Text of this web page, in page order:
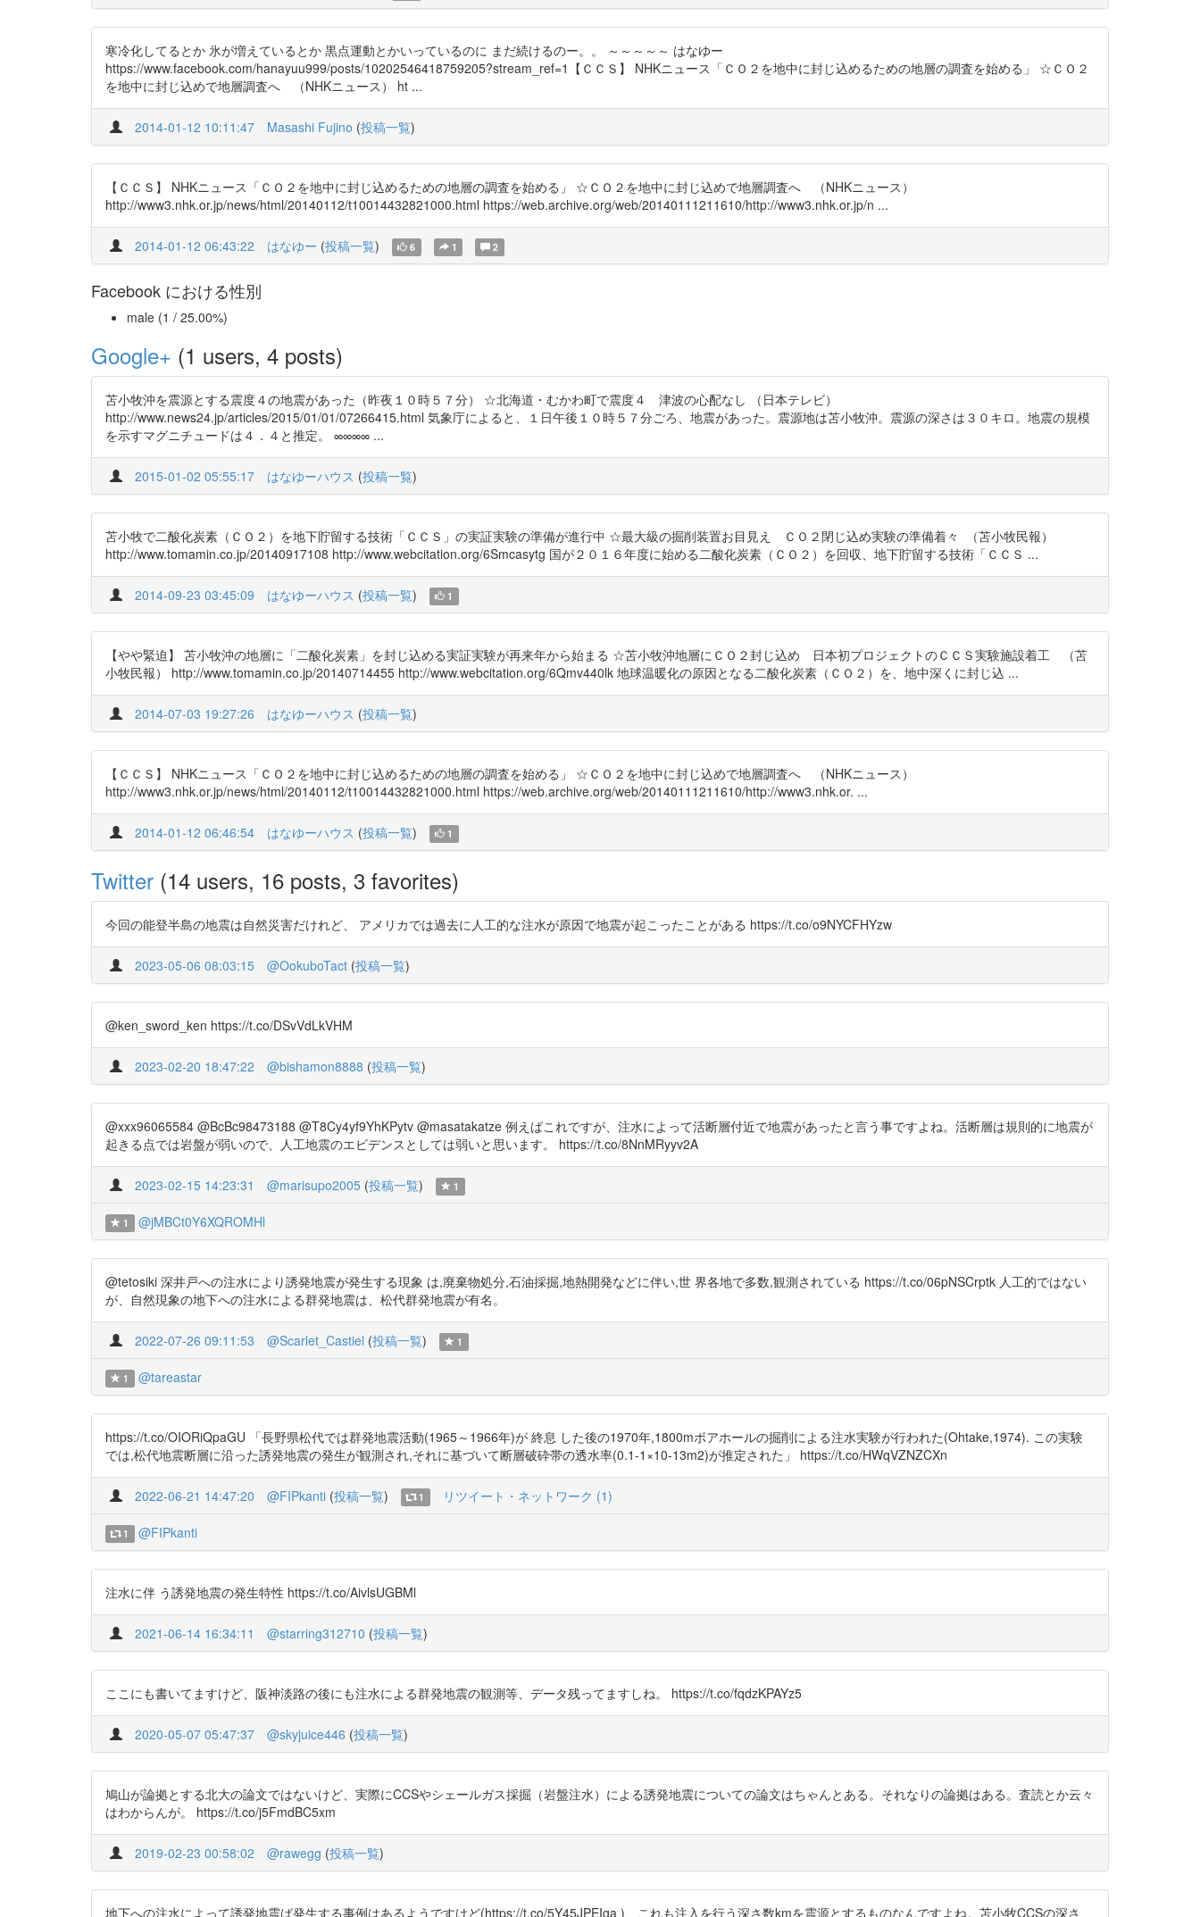
寒冷化してるとか 氷が増えているとか 黒点運動とかいっているのに まだ続けるのー。。 ～～～～～ はなゆー
https://www.facebook.com/hanayuu999/posts/10202546418759205?stream_ref=1【ＣＣＳ】 NHKニュース「ＣＯ２を地中に封じ込めるための地層の調査を始める」 ☆ＣＯ２
を地中に封じ込めで地層調査へ （NHKニュース） ht ...
2014-01-12 10:11:47 Masashi Fujino (投稿一覧)
【ＣＣＳ】 NHKニュース「ＣＯ２を地中に封じ込めるための地層の調査を始める」 ☆ＣＯ２を地中に封じ込めで地層調査へ （NHKニュース）
http://www3.nhk.or.jp/news/html/20140112/t10014432821000.html https://web.archive.org/web/20140111211610/http://www3.nhk.or.jp/n ...
2014-01-12 06:43:22 はなゆー (投稿一覧) 6 1 2
Facebook における性別
male (1 / 25.00%)
Google+ (1 users, 4 posts)
苫小牧沖を震源とする震度４の地震があった（昨夜１０時５７分） ☆北海道・むかわ町で震度４ 津波の心配なし （日本テレビ）
http://www.news24.jp/articles/2015/01/01/07266415.html 気象庁によると、１日午後１０時５７分ごろ、地震があった。震源地は苫小牧沖。震源の深さは３０キロ。地震の規模
を示すマグニチュードは４．４と推定。 ∞∞∞∞ ...
2015-01-02 05:55:17 はなゆーハウス (投稿一覧)
苫小牧で二酸化炭素（ＣＯ２）を地下貯留する技術「ＣＣＳ」の実証実験の準備が進行中 ☆最大級の掘削装置お目見え ＣＯ２閉じ込め実験の準備着々 （苫小牧民報）
http://www.tomamin.co.jp/20140917108 http://www.webcitation.org/6Smcasytg 国が２０１６年度に始める二酸化炭素（ＣＯ２）を回収、地下貯留する技術「ＣＣＳ ...
2014-09-23 03:45:09 はなゆーハウス (投稿一覧) 1
【やや緊迫】 苫小牧沖の地層に「二酸化炭素」を封じ込める実証実験が再来年から始まる ☆苫小牧沖地層にＣＯ２封じ込め 日本初プロジェクトのＣＣＳ実験施設着工 （苫
小牧民報） http://www.tomamin.co.jp/20140714455 http://www.webcitation.org/6Qmv440lk 地球温暖化の原因となる二酸化炭素（ＣＯ２）を、地中深くに封じ込 ...
2014-07-03 19:27:26 はなゆーハウス (投稿一覧)
【ＣＣＳ】 NHKニュース「ＣＯ２を地中に封じ込めるための地層の調査を始める」 ☆ＣＯ２を地中に封じ込めで地層調査へ （NHKニュース）
http://www3.nhk.or.jp/news/html/20140112/t10014432821000.html https://web.archive.org/web/20140111211610/http://www3.nhk.or. ...
2014-01-12 06:46:54 はなゆーハウス (投稿一覧) 1
Twitter (14 users, 16 posts, 3 favorites)
今回の能登半島の地震は自然災害だけれど、 アメリカでは過去に人工的な注水が原因で地震が起こったことがある https://t.co/o9NYCFHYzw
2023-05-06 08:03:15 @OokuboTact (投稿一覧)
@ken_sword_ken https://t.co/DSvVdLkVHM
2023-02-20 18:47:22 @bishamon8888 (投稿一覧)
@xxx96065584 @BcBc98473188 @T8Cy4yf9YhKPytv @masatakatze 例えばこれですが、注水によって活断層付近で地震があったと言う事ですよね。活断層は規則的に地震が
起きる点では岩盤が弱いので、人工地震のエビデンスとしては弱いと思います。 https://t.co/8NnMRyyv2A
2023-02-15 14:23:31 @marisupo2005 (投稿一覧) 1
1 @jMBCt0Y6XQROMHl
@tetosiki 深井戸への注水により誘発地震が発生する現象 は,廃棄物処分,石油採掘,地熱開発などに伴い,世 界各地で多数,観測されている https://t.co/06pNSCrptk 人工的ではない
が、自然現象の地下への注水による群発地震は、松代群発地震が有名。
2022-07-26 09:11:53 @Scarlet_Castiel (投稿一覧) 1
1 @tareastar
https://t.co/OIORiQpaGU 「長野県松代では群発地震活動(1965～1966年)が 終息 した後の1970年,1800mボアホールの掘削による注水実験が行われた(Ohtake,1974). この実験
では,松代地震断層に沿った誘発地震の発生が観測され,それに基づいて断層破砕帯の透水率(0.1-1×10-13m2)が推定された」 https://t.co/HWqVZNZCXn
2022-06-21 14:47:20 @FIPkanti (投稿一覧) 1 リツイート・ネットワーク (1)
1 @FIPkanti
注水に伴 う誘発地震の発生特性 https://t.co/AivlsUGBMl
2021-06-14 16:34:11 @starring312710 (投稿一覧)
ここにも書いてますけど、阪神淡路の後にも注水による群発地震の観測等、データ残ってますしね。 https://t.co/fqdzKPAYz5
2020-05-07 05:47:37 @skyjuice446 (投稿一覧)
鳩山が論拠とする北大の論文ではないけど、実際にCCSやシェールガス採掘（岩盤注水）による誘発地震についての論文はちゃんとある。それなりの論拠はある。査読とか云々
はわからんが。 https://t.co/j5FmdBC5xm
2019-02-23 00:58:02 @rawegg (投稿一覧)
地下への注水によって誘発地震ば発生する事例はあるようですけど(https://t.co/5Y45JPEIga )、これも注入を行う深さ数kmを震源とするものなんですよね。苫小牧CCSの深さ